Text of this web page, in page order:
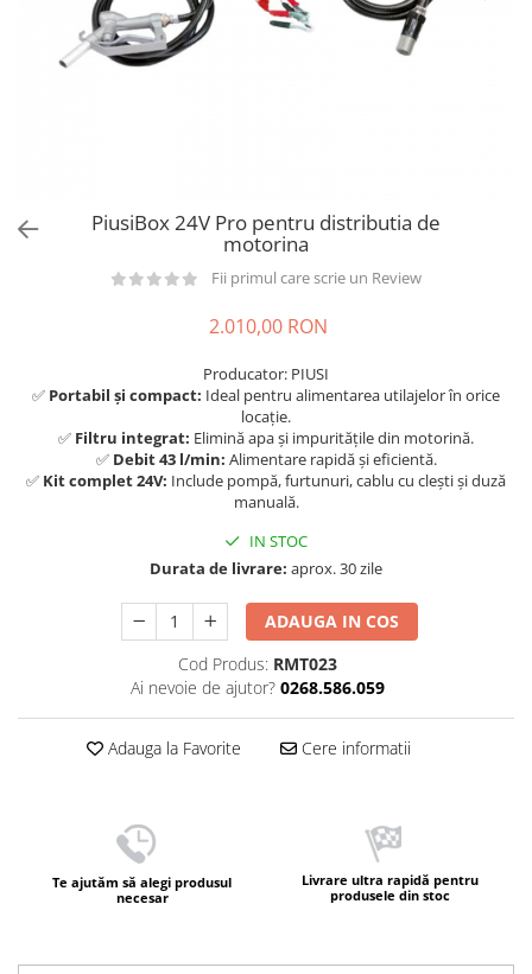
din plastic
Rezervoare stationare supraterane
din tabla
PiusiBox 24V Pro pentru distributia de
motorina
Fii primul care scrie un Review
2.010,00 RON
Producator: PIUSI
✅ Portabil și compact: Ideal pentru alimentarea utilajelor în orice
locație.
✅ Filtru integrat: Elimină apa și impuritățile din motorină.
✅ Debit 43 l/min: Alimentare rapidă și eficientă.
✅ Kit complet 24V: Include pompă, furtunuri, cablu cu clești și duză
manuală.
IN STOC
Durata de livrare: aprox. 30 zile
ADAUGA IN COS
Cod Produs: RMT023
Ai nevoie de ajutor? 0268.586.059
Adauga la Favorite Cere informatii
Te ajutăm să alegi produsul
necesar
Livrare ultra rapidă pentru
produsele din stoc